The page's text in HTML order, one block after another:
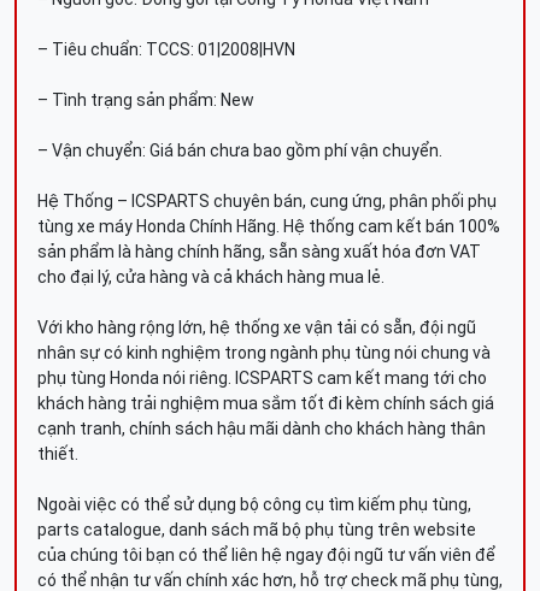
– Tiêu chuẩn: TCCS: 01|2008|HVN
– Tình trạng sản phẩm: New
– Vận chuyển: Giá bán chưa bao gồm phí vận chuyển.
Hệ Thống – ICSPARTS chuyên bán, cung ứng, phân phối phụ
tùng xe máy Honda Chính Hãng. Hệ thống cam kết bán 100%
sản phẩm là hàng chính hãng, sẵn sàng xuất hóa đơn VAT
cho đại lý, cửa hàng và cả khách hàng mua lẻ.
Với kho hàng rộng lớn, hệ thống xe vận tải có sẵn, đội ngũ
nhân sự có kinh nghiệm trong ngành phụ tùng nói chung và
phụ tùng Honda nói riêng. ICSPARTS cam kết mang tới cho
khách hàng trải nghiệm mua sắm tốt đi kèm chính sách giá
cạnh tranh, chính sách hậu mãi dành cho khách hàng thân
thiết.
Ngoài việc có thể sử dụng bộ công cụ tìm kiếm phụ tùng,
parts catalogue, danh sách mã bộ phụ tùng trên website
của chúng tôi bạn có thể liên hệ ngay đội ngũ tư vấn viên để
có thể nhận tư vấn chính xác hơn, hỗ trợ check mã phụ tùng,